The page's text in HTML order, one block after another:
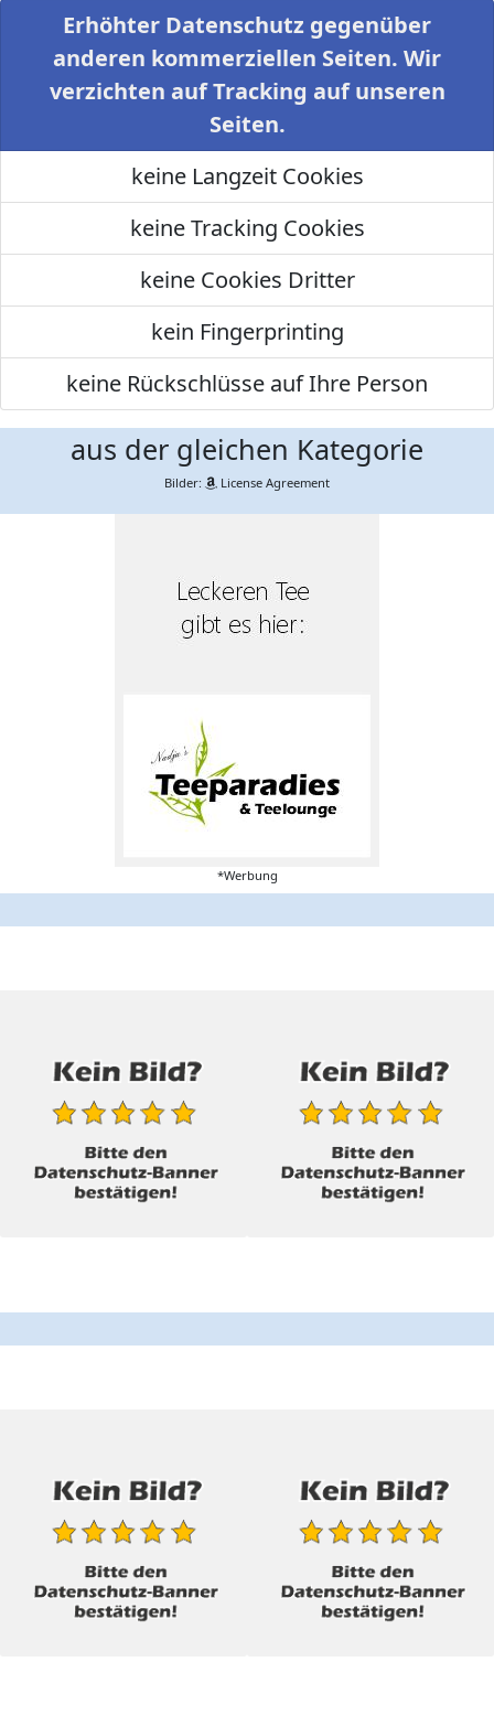
Erhöhter Datenschutz gegenüber
anderen kommerziellen Seiten. Wir
verzichten auf Tracking auf unseren
Seiten.
keine Langzeit Cookies
keine Tracking Cookies
keine Cookies Dritter
kein Fingerprinting
keine Rückschlüsse auf Ihre Person
aus der gleichen Kategorie
Bilder: License Agreement
*Werbung